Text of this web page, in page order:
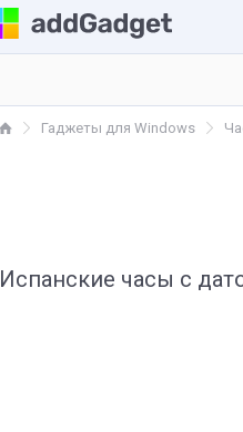
Гаджеты для Windows
Испанские часы с